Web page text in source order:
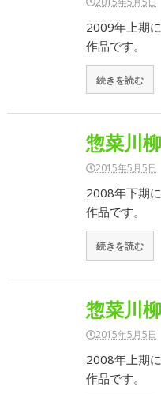
2009年上期
作品です。
続きを読む
惣菜川
2015年5月5日
2008年下期
作品です。
続きを読む
惣菜川
2015年5月5日
2008年上期
作品です。